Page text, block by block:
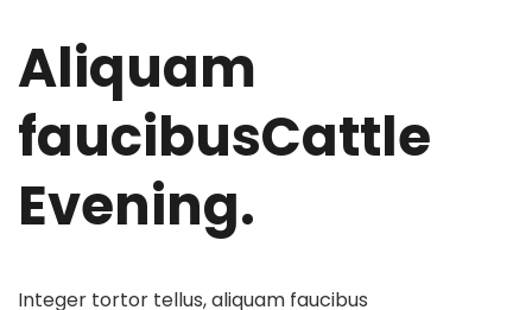
Aliquam
faucibusCattle
Evening.
Integer tortor tellus, aliquam faucibus